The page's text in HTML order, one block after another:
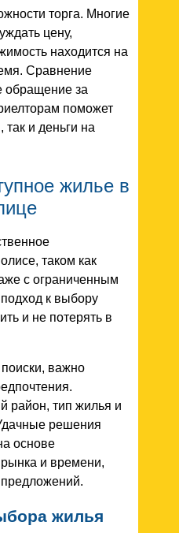
торга. Многие
цену,
находится на
Сравнение
обращение за
поможет
так и деньги на
жилье в
таком как
с ограниченным
к выбору
и не потерять в
важно
район, тип жилья и
решения
основе
и времени,
жилья